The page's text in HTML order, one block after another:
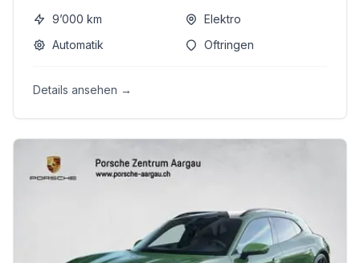
9’000 km
Elektro
Automatik
Oftringen
Details ansehen →